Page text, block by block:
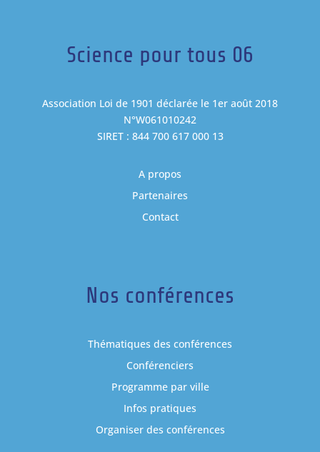
Science pour tous 06
Association Loi de 1901 déclarée le 1er août 2018
N°W061010242
SIRET : 844 700 617 000 13
A propos
Partenaires
Contact
Nos conférences
Thématiques des conférences
Conférenciers
Programme par ville
Infos pratiques
Organiser des conférences